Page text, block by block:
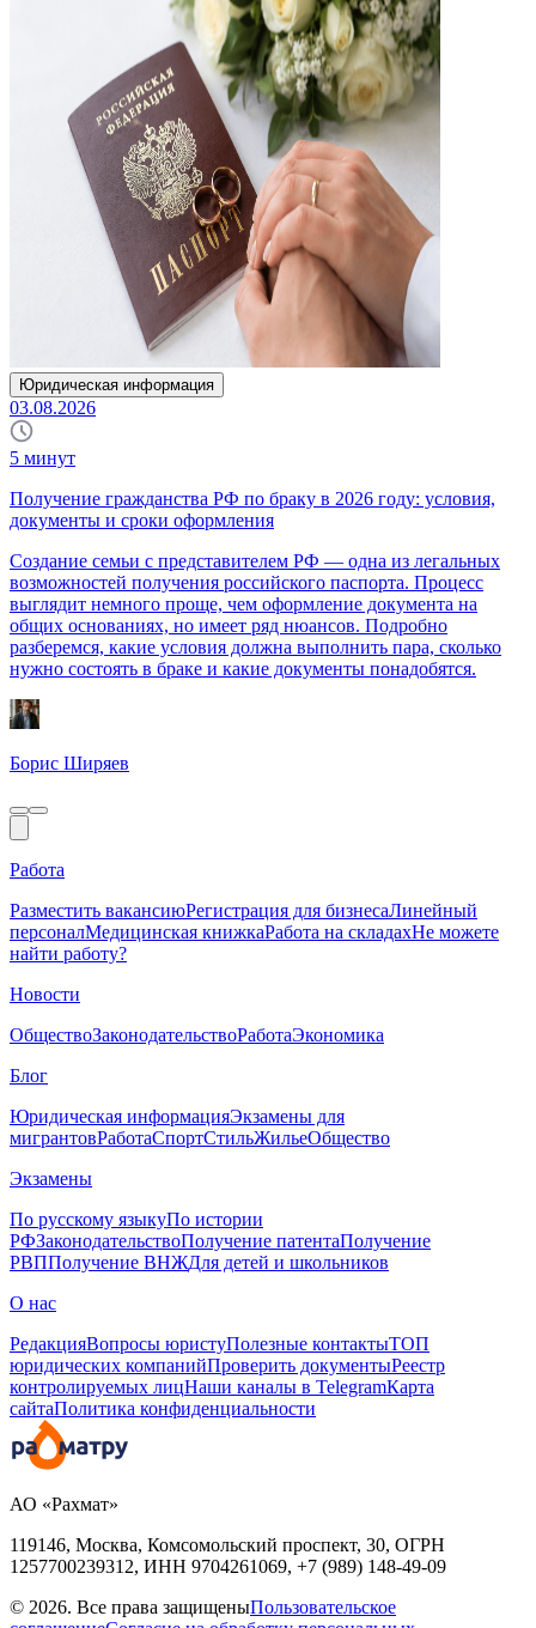
Юридическая информация
03.08.2026
5 минут
Получение гражданства РФ по браку в 2026 году: условия,
документы и сроки оформления
Создание семьи с представителем РФ — одна из легальных
возможностей получения российского паспорта. Процесс
выглядит немного проще, чем оформление документа на
общих основаниях, но имеет ряд нюансов. Подробно
разберемся, какие условия должна выполнить пара, сколько
нужно состоять в браке и какие документы понадобятся.
Борис Ширяев
Работа
Разместить вакансиюРегистрация для бизнесаЛинейный
персоналМедицинская книжкаРабота на складахНе можете
найти работу?
Новости
ОбществоЗаконодательствоРаботаЭкономика
Блог
Юридическая информацияЭкзамены для
мигрантовРаботаСпортСтильЖильеОбщество
Экзамены
По русскому языкуПо истории
РФЗаконодательствоПолучение патентаПолучение
РВППолучение ВНЖДля детей и школьников
О нас
РедакцияВопросы юристуПолезные контактыТОП
юридических компанийПроверить документыРеестр
контролируемых лицНаши каналы в TelegramКарта
сайтаПолитика конфиденциальности
АО «Рахмат»
119146, Москва, Комсомольский проспект, 30, ОГРН
1257700239312, ИНН 9704261069, +7 (989) 148-49-09
© 2026. Все права защищеныПользовательское